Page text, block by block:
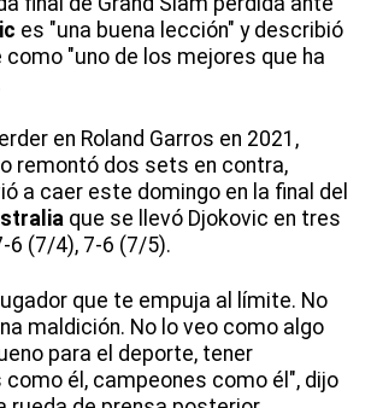
es "una buena lección" y describió
como "uno de los mejores que ha
en Roland Garros en 2021,
remontó dos sets en contra,
a caer este domingo en la final del
que se llevó Djokovic en tres
6 (7/4), 7-6 (7/5).
que te empuja al límite. No
maldición. No lo veo como algo
para el deporte, tener
él, campeones como él", dijo